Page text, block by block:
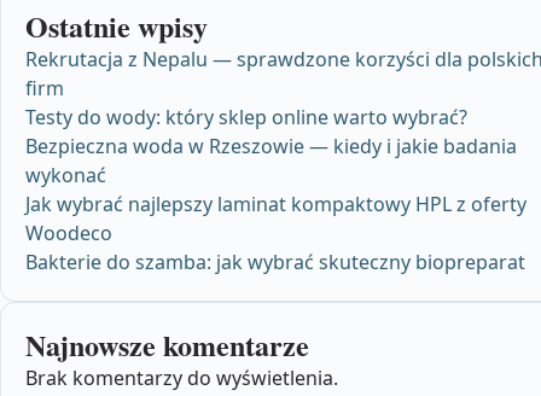
Ostatnie wpisy
Rekrutacja z Nepalu — sprawdzone korzyści dla
firm
Testy do wody: który sklep online warto wybrać?
Bezpieczna woda w Rzeszowie — kiedy i jakie badania
wykonać
Jak wybrać najlepszy laminat kompaktowy HPL z oferty
Woodeco
Bakterie do szamba: jak wybrać skuteczny biopreparat
Najnowsze komentarze
Brak komentarzy do wyświetlenia.